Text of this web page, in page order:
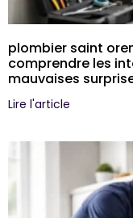
plombier saint
comprendre les
mauvaises
Lire l'article